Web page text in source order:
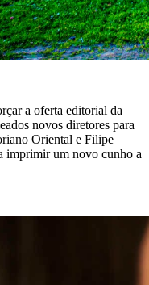
a oferta editorial da
novos diretores para
Oriental e Filipe
imprimir um novo cunho a